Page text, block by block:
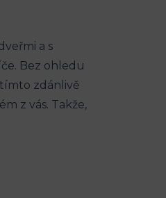
a s
Bez ohledu
zdánlivě
z vás. Takže,